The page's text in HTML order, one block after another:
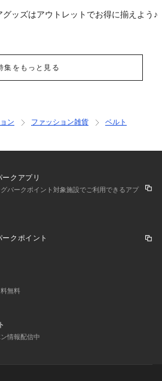
ッズはアウトレットでお得に揃えよう♪
集をもっと見る
ン ファッション雑貨
ベルト
クアプリ
パークポイント対象施設でご利用できるアプ
クポイント
無料
情報配信中